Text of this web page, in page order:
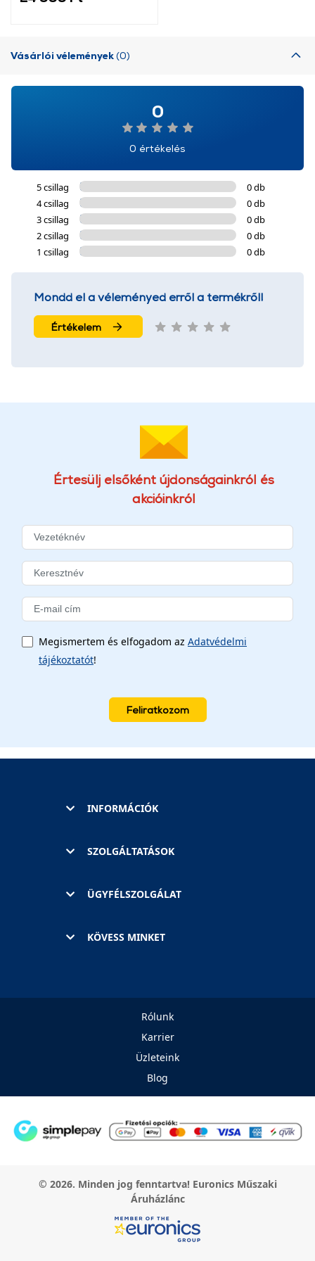
További információk:
Vásárlói vélemények(0)
0
0 értékelés
5 csillag
0 db
4 csillag
0 db
3 csillag
0 db
2 csillag
0 db
1 csillag
0 db
Mondd el a véleményed erről a termékről!
Értékelem
Értesülj elsőként újdonságainkról és
akcióinkról
Megismertem és elfogadom az Adatvédelmi
tájékoztatót!
Feliratkozom
INFORMÁCIÓK
SZOLGÁLTATÁSOK
ÜGYFÉLSZOLGÁLAT
KÖVESS MINKET
Rólunk
Karrier
Üzleteink
Blog
© 2026. Minden jog fenntartva! Euronics Műszaki
Áruházlánc